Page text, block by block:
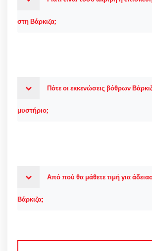
στη Βάρκιζα;
Πότε οι εκκενώσεις βόθρων
μυστήριο;
Από πού θα μάθετε τιμή για
Βάρκιζα;